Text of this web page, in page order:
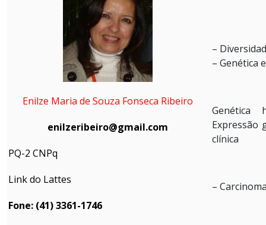
Enilze Maria de Souza Fonseca Ribeiro
enilzeribeiro@gmail.com
PQ-2 CNPq
Link do Lattes
Fone: (41) 3361-1746
–
– Genética
Genética
Expressão
clínica
–